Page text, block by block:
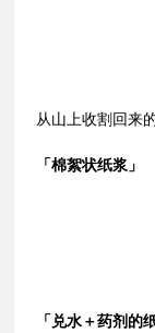
从山上收割回来
「棉絮状纸浆」
「兑水＋药剂的